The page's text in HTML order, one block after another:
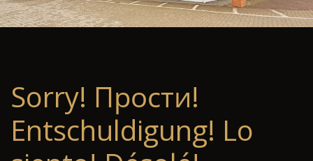
Sorry! Прости!
Entschuldigung! Lo